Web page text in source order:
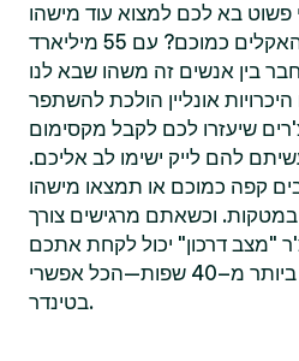
פשוט בא לכם למצוא עוד מישהו
שאכפת לו משינוי האקלים כמוכם? עם 55 מיליארד
בין אנשים זה משהו שבא לנו
אונליין הולכת להשתפר
שיעזרו לכם לקבל מקסימום
להם לייק ישימו לב אליכם.
קפה כמוכם או תמצאו מישהו
וכשאתם מרגישים צורך
"מצב דרכון" יכול לקחת אתכם
ליותר מ–190 מדינות ביותר מ–40 שפות—הכל אפשרי
בטינדר.